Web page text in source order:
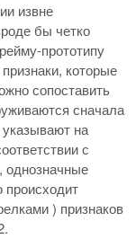
извне
бы четко
прототипу
которые
сопоставить
сначала
на
с
) признаков